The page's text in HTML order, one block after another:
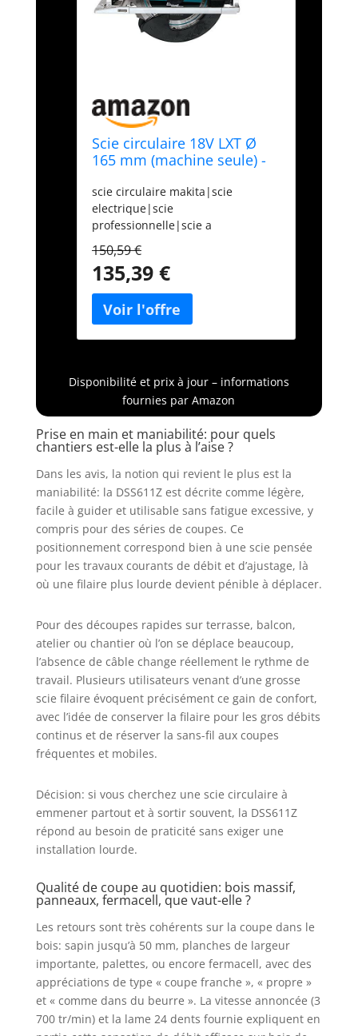
Scie circulaire 18V LXT Ø
165 mm (machine seule) -
scie circulaire makita|scie
electrique|scie
professionnelle|scie a
circulaire pas cher|scie circulaire
sans fil|achat scie circulaire|scie
circulaire 18 V|scie circulaire
nue|scie circulaire
neuve|DSS611Z|DSS611
150,59 €
135,39 €
Disponibilité et prix à jour – informations
fournies par Amazon
Prise en main et maniabilité: pour quels
chantiers est-elle la plus à l’aise ?
Dans les avis, la notion qui revient le plus est la
maniabilité: la DSS611Z est décrite comme légère,
facile à guider et utilisable sans fatigue excessive, y
compris pour des séries de coupes. Ce
positionnement correspond bien à une scie pensée
pour les travaux courants de débit et d’ajustage, là
où une filaire plus lourde devient pénible à déplacer.
Pour des découpes rapides sur terrasse, balcon,
atelier ou chantier où l’on se déplace beaucoup,
l’absence de câble change réellement le rythme de
travail. Plusieurs utilisateurs venant d’une grosse
scie filaire évoquent précisément ce gain de confort,
avec l’idée de conserver la filaire pour les gros débits
continus et de réserver la sans-fil aux coupes
fréquentes et mobiles.
Décision: si vous cherchez une scie circulaire à
emmener partout et à sortir souvent, la DSS611Z
répond au besoin de praticité sans exiger une
installation lourde.
Qualité de coupe au quotidien: bois massif,
panneaux, fermacell, que vaut-elle ?
Les retours sont très cohérents sur la coupe dans le
bois: sapin jusqu’à 50 mm, planches de largeur
importante, palettes, ou encore fermacell, avec des
appréciations de type « coupe franche », « propre »
et « comme dans du beurre ». La vitesse annoncée (3
700 tr/min) et la lame 24 dents fournie expliquent en